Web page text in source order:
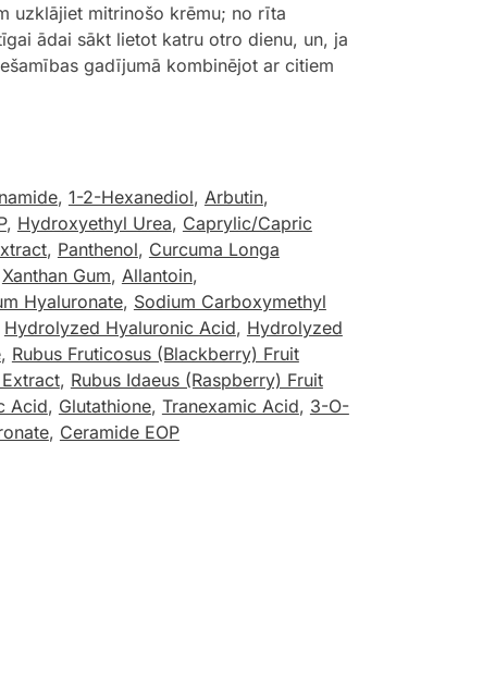
uzklājiet mitrinošo krēmu; no rīta
ādai sākt lietot katru otro dienu, un, ja
gadījumā kombinējot ar citiem
, 1-2-Hexanediol, Arbutin,
, Hydroxyethyl Urea, Caprylic/Capric
, Panthenol, Curcuma Longa
Xanthan Gum, Allantoin,
Hyaluronate, Sodium Carboxymethyl
Hydrolyzed Hyaluronic Acid, Hydrolyzed
, Rubus Fruticosus (Blackberry) Fruit
, Rubus Idaeus (Raspberry) Fruit
Acid, Glutathione, Tranexamic Acid, 3-O-
, Ceramide EOP